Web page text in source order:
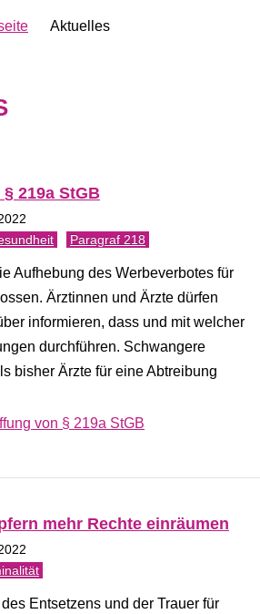
Aktuelles
219a StGB
Paragraf 218
Aufhebung des Werbeverbotes für
Ärztinnen und Ärzte dürfen
informieren, dass und mit welcher
durchführen. Schwangere
bisher Ärzte für eine Abtreibung
von § 219a StGB
mehr Rechte einräumen
Entsetzens und der Trauer für